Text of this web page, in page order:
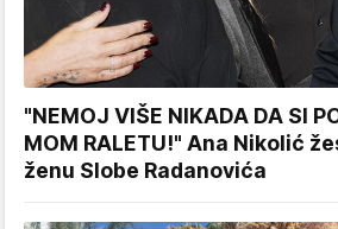
"NEMOJ VIŠE NIKADA DA SI
MOM RALETU!" Ana Nikolić
ženu Slobe Radanovića